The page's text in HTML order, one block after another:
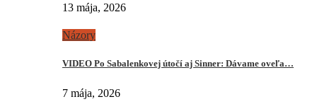
13 mája, 2026
Názory
VIDEO Po Sabalenkovej útočí aj Sinner: Dávame oveľa…
7 mája, 2026